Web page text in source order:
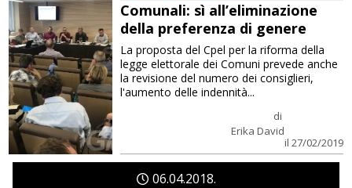
Comunali: sì all’eliminazione
della preferenza di genere
di
Erika David
il 27/02/2019
La proposta del Cpel per la riforma della
legge elettorale dei Comuni prevede anche
la revisione del numero dei consiglieri,
l'aumento delle indennità...
0604 2018